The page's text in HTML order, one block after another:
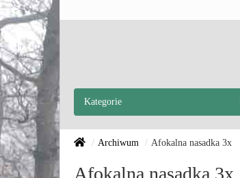
Kategorie
Archiwum Afokalna nasadka 3x
Afokalna nasadka 3x